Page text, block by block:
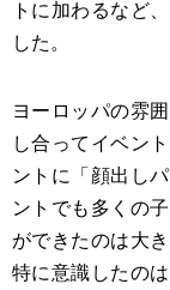
トに加わるなど
した。
ヨーロッパの雰
し合ってイベン
ントに「顔出し
ントでも多くの
ができたのは大
特に意識したの